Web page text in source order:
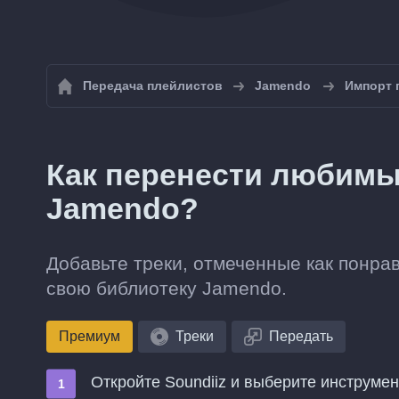
Передача плейлистов Jamendo Импорт
Как перенести
Jamendo?
Добавьте треки, отмеченные как
свою библиотеку Jamendo.
Премиум Треки Передать
Откройте Soundiiz и выберите